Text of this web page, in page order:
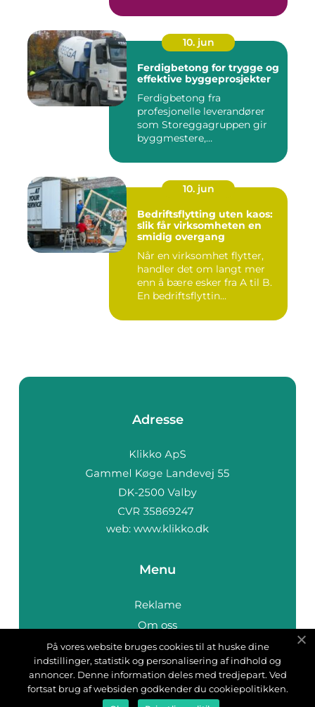
10. jun
Ferdigbetong for trygge og
effektive byggeprosjekter
Ferdigbetong fra
profesjonelle leverandører
som Storeggagruppen gir
byggmestere,
10. jun
Bedriftsflytting uten kaos:
slik får virksomheten en
smidig overgang
Når en virksomhet flytter,
handler det om langt mer
enn å bære esker fra A til B.
En bedriftsflyttin...
Adresse
web: www.klikko.dk
Menu
Reklame
Om oss
Cookies
Kontakt Oss
Sitemap
På vores website bruges cookies til at huske dine
indstillinger, statistik og personalisering af indhold og
annoncer. Denne information deles med tredjepart. Ved
fortsat brug af websiden godkender du cookiepolitikken.